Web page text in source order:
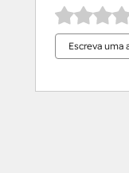
Escreva uma